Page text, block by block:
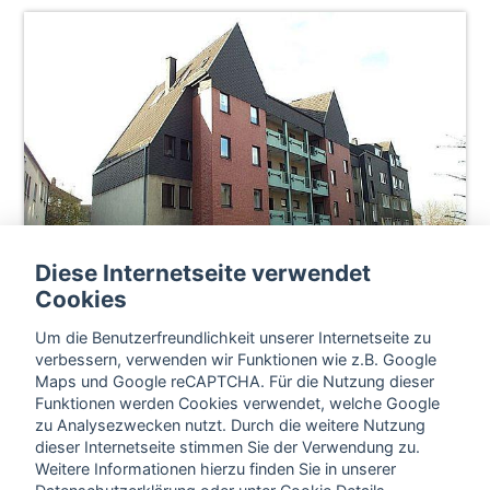
Diese Internetseite verwendet
Cookies
Um die Benutzerfreundlichkeit unserer Internetseite zu
verbessern, verwenden wir Funktionen wie z.B. Google
Maps und Google reCAPTCHA. Für die Nutzung dieser
Funktionen werden Cookies verwendet, welche Google
zu Analysezwecken nutzt. Durch die weitere Nutzung
dieser Internetseite stimmen Sie der Verwendung zu.
Weitere Informationen hierzu finden Sie in unserer